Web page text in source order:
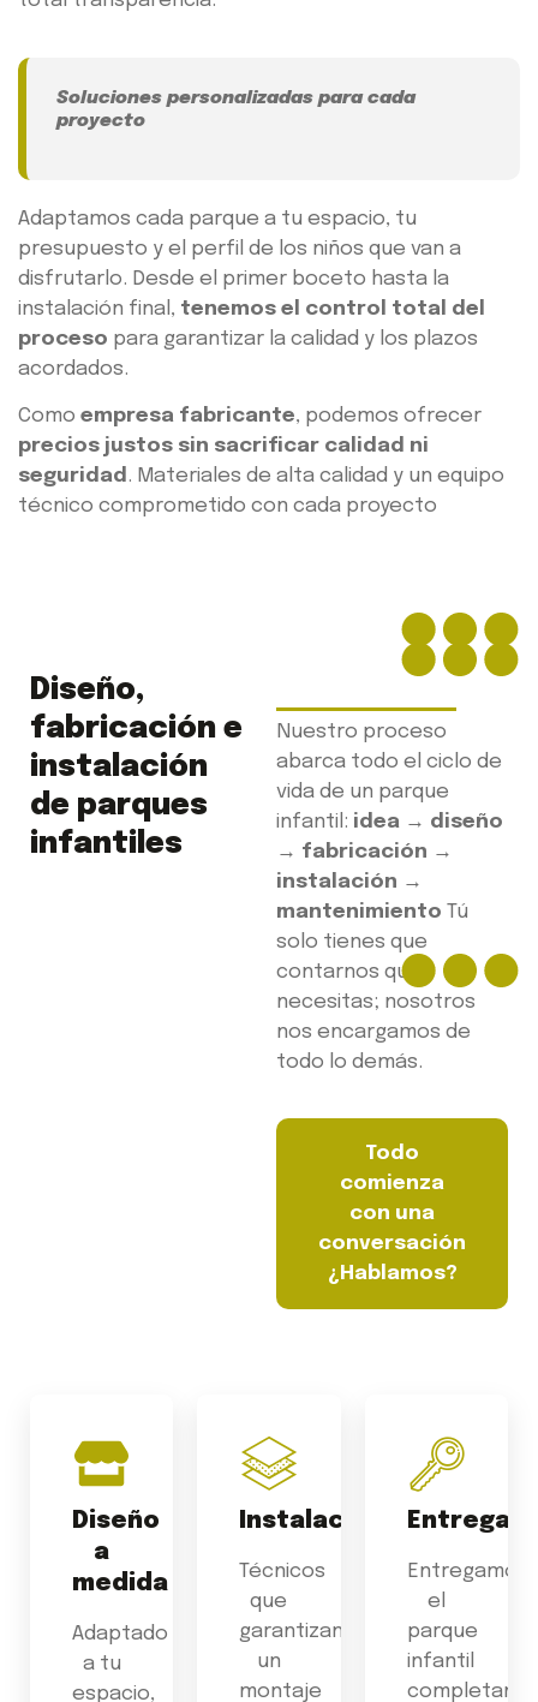
Soluciones personalizadas para cada
proyecto
Adaptamos cada parque a tu espacio, tu
presupuesto y el perfil de los niños que van a
disfrutarlo. Desde el primer boceto hasta la
instalación final, tenemos el control total del
proceso para garantizar la calidad y los plazos
acordados.
Como empresa fabricante, podemos ofrecer
precios justos sin sacrificar calidad ni
seguridad. Materiales de alta calidad y un equipo
técnico comprometido con cada proyecto
Diseño,
fabricación e
instalación
de parques
infantiles
Nuestro proceso
abarca todo el ciclo de
vida de un parque
infantil: idea → diseño
→ fabricación →
instalación →
mantenimiento Tú
solo tienes que
contarnos qué
necesitas; nosotros
nos encargamos de
todo lo demás.
Todo
comienza
con una
conversación
¿Hablamos?
Diseño
a
medida
Adaptado
a tu
espacio,
Instalación
Técnicos
que
garantizan
un
montaje
Entrega
Entregamos
el
parque
infantil